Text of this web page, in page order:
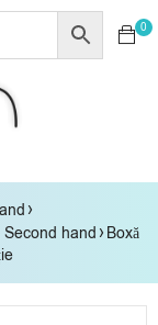
0
›
hand › Boxă